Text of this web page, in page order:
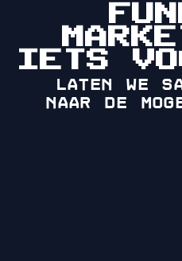
IETS
Laten we
naar de